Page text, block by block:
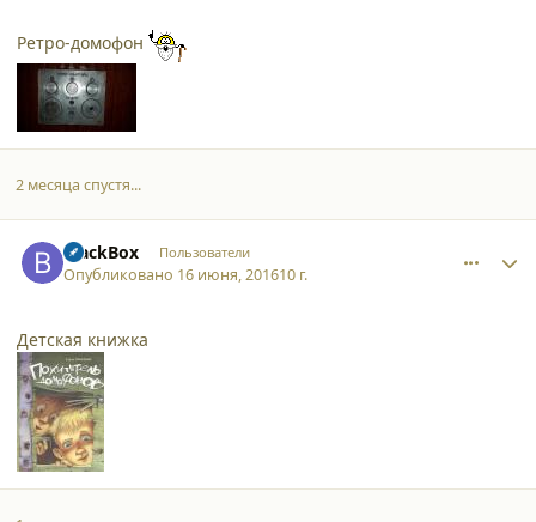
Ретро-домофон
2 месяца спустя...
BlackBox Пользователи
Опубликовано 16 июня, 201610 г.
Детская книжка